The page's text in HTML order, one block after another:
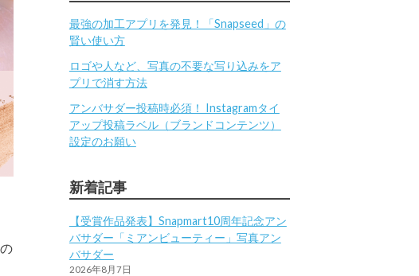
最強の加工アプリを発見！「Snapseed」の
賢い使い方
ロゴや人など、写真の不要な写り込みをア
プリで消す方法
アンバサダー投稿時必須！ Instagramタイ
アップ投稿ラベル（ブランドコンテンツ）
設定のお願い
新着記事
【受賞作品発表】Snapmart10周年記念アン
バサダー「ミアンビューティー」写真アン
バサダー
2026年8月7日